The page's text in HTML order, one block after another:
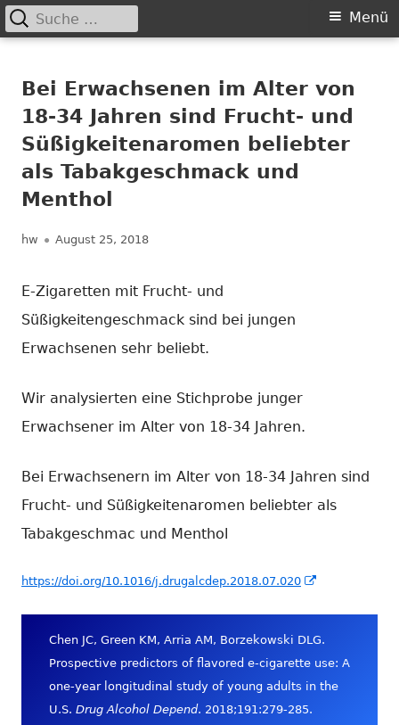
zum
Inhalt
Primäres
Menü
Suche
nach:
Bei Erwachsenen im Alter von
18-34 Jahren sind Frucht- und
Süßigkeitenaromen beliebter
als Tabakgeschmack und
Menthol
Autor
hw Veröffentlicht
August 25, 2018
E-Zigaretten mit Frucht- und
Süßigkeitengeschmack sind bei jungen
Erwachsenen sehr beliebt.
Wir analysierten eine Stichprobe junger
Erwachsener im Alter von 18-34 Jahren.
Bei Erwachsenern im Alter von 18-34 Jahren sind
Frucht- und Süßigkeitenaromen beliebter als
Tabakgeschmac und Menthol
https://doi.org/10.1016/j.drugalcdep.2018.07.020
Chen JC, Green KM, Arria AM, Borzekowski DLG.
Prospective predictors of flavored e-cigarette use: A
one-year longitudinal study of young adults in the
U.S. Drug Alcohol Depend. 2018;191:279-285.